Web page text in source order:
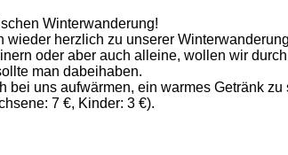
Winterwanderung!
herzlich zu unserer
oder aber auch alleine, wollen wir
man dabeihaben.
bei uns aufwärmen, ein warmes Getränk
7 €, Kinder: 3 €).